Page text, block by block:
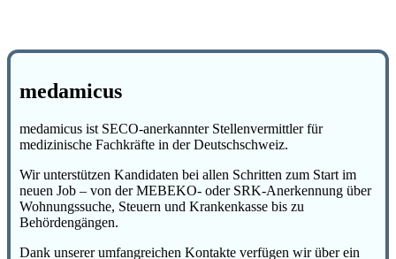
medamicus
medamicus ist SECO-anerkannter Stellenvermittler für
medizinische Fachkräfte in der Deutschschweiz.
Wir unterstützen Kandidaten bei allen Schritten zum Start im
neuen Job – von der MEBEKO- oder SRK-Anerkennung über
Wohnungssuche, Steuern und Krankenkasse bis zu
Behördengängen.
Dank unserer umfangreichen Kontakte verfügen wir über ein